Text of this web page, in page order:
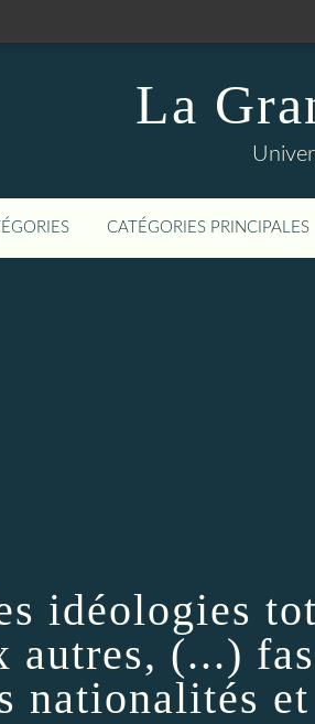
La
CATÉGORIES PRINCIPALES
idéologies
autres, (...)
nationalités